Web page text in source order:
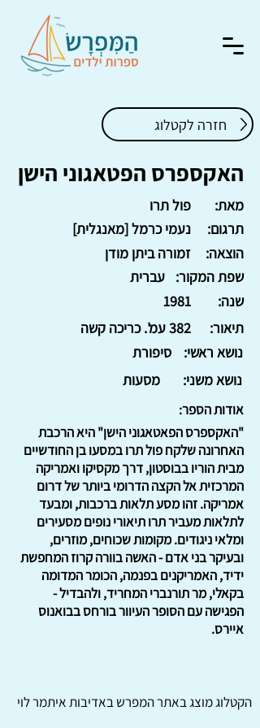
חזרה לקטלוג
האקספרס הפטאגוני הישן
פול תרו
מאת:
נעמי כרמל [מאנגלית]
תרגום:
זמורה ביתן מודן
הוצאה:
עברית
שפת המקור:
1981
שנה:
382 עמ'. כריכה קשה
תיאור:
סיפורת
נושא ראשי:
מסעות
נושא משני:
אודות הספר:
"האקספרס הפאטאגוני הישן" היא הרכבת
האחרונה שלקח פול תרו במסעו בן החודשיים
מבית הוריו בבוסטון, דרך מקסיקו ואמריקה
המרכזית אל הקצה הדרומי ביותר של דרום
אמריקה. זהו מסע תלאות ברכבות, ומבעד
לתלאות מעביר תרו תיאורי נופים מסעירים
ומלאי ניגודים. מקומות שכוחים, מוזרים,
ובעיקר בני אדם - האשה בוורה קרוז המחפשת
ידיד, האמריקנים בפנמה, הכומר המדומה
בקאלי, מר תורנברי המחריד, ולהבדיל -
הפגישה עם הסופר העיוור בורחס בבואנוס
איירס.
הקטלוג מוצג באתרהמפרשבאדיבות איתמר לוי